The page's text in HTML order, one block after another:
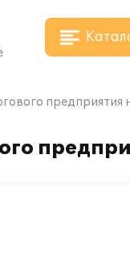
предприятия